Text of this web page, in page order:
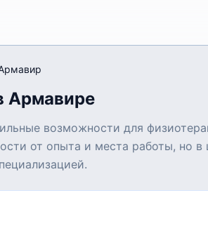
Армавире
возможности для
от опыта и места работы,